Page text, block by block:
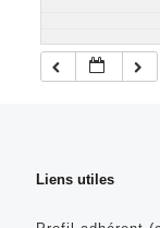
Liens utiles